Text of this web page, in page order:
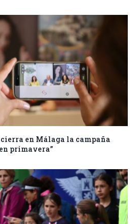
en Málaga la campaña
primavera”